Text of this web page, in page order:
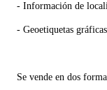
- Información de
- Geoetiquetas
Se vende en dos